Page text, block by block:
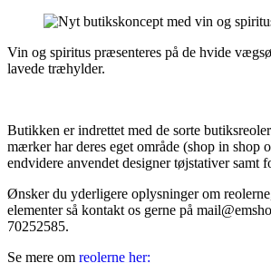
Vin og spiritus præsenteres på de hvide
lavede træhylder.
Butikken er indrettet med de sorte
mærker har deres eget område (shop in shop
endvidere anvendet designer tøjstativer samt
Ønsker du yderligere oplysninger om
elementer så kontakt os gerne på
70252585.
Se mere om reolerne her: